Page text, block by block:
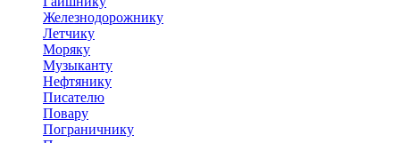
Железнодорожнику
Летчику
Моряку
Музыканту
Нефтянику
Писателю
Повару
Пограничнику